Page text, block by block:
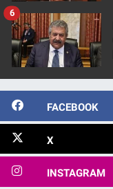
6
FACEBOOK
X
INSTAGRAM